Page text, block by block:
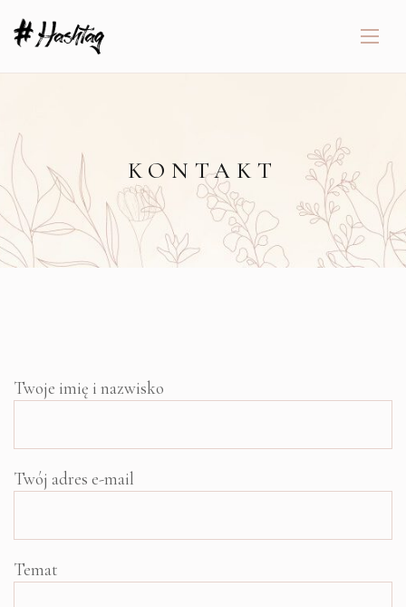
KONTAKT
Twoje imię i nazwisko
Twój adres e-mail
Temat